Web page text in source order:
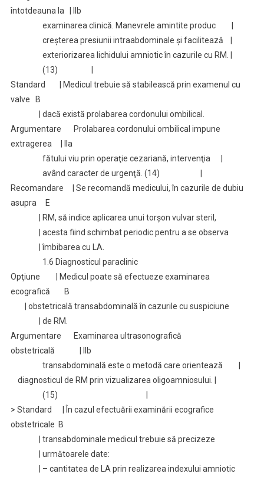
întotdeauna la | IIb
examinarea clinică. Manevrele amintite produc |
creşterea presiunii intraabdominale şi facilitează |
exteriorizarea lichidului amniotic în cazurile cu RM. |
(13) |
Standard | Medicul trebuie să stabilească prin examenul cu
valve B
| dacă există prolabarea cordonului ombilical.
Argumentare Prolabarea cordonului ombilical impune
extragerea | IIa
fătului viu prin operaţie cezariană, intervenţia |
având caracter de urgenţă. (14) |
Recomandare | Se recomandă medicului, în cazurile de dubiu
asupra E
| RM, să indice aplicarea unui torşon vulvar steril,
| acesta fiind schimbat periodic pentru a se observa
| îmbibarea cu LA.
1.6 Diagnosticul paraclinic
Opţiune | Medicul poate să efectueze examinarea
ecografică B
| obstetricală transabdominală în cazurile cu suspiciune
| de RM.
Argumentare Examinarea ultrasonografică
obstetricală | IIb
transabdominală este o metodă care orientează |
diagnosticul de RM prin vizualizarea oligoamniosului. |
(15) |
> Standard | În cazul efectuării examinării ecografice
obstetricale B
| transabdominale medicul trebuie să precizeze
| următoarele date:
| – cantitatea de LA prin realizarea indexului amniotic